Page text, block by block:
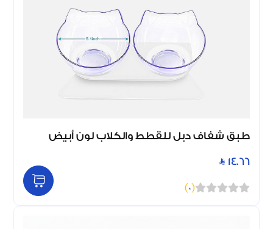
طبق شفاف دبل للقطط والكلاب لون أبيض
14.66
(
0
)